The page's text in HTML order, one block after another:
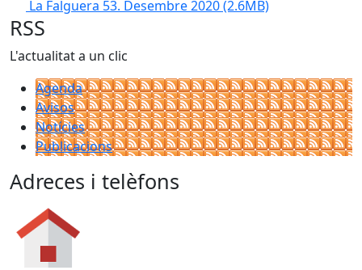
La Falguera 53. Desembre 2020(2.6MB)
RSS
L'actualitat a un clic
Agenda
Avisos
Notícies
Publicacions
Adreces i telèfons